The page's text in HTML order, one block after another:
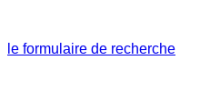
le formulaire de recherche